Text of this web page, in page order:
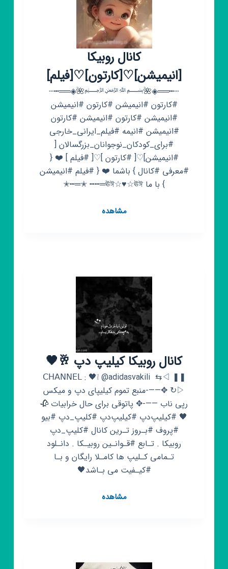
کانال روبیکا
[انیمیشن]♡[کارتون]♡[فیلم]
┄┅══◈🌺﷽🌺◈══┅┄
#کارتون #انیمیشن #کارتون #انیمیشن
#انیمیشن #کارتون #انیمیشن #کارتون
#انیمیشن #انیمه #فیلم_ایرانی_خارجی
#برای_کودکان_نوجوانان_بزرگسالان [
#انیمیشن]♡[ #کارتون ]♡[ #فیلم ] ❤️ {
#معرفی #کانال } باشما ❤️ { #فیلم #انیمیشن
} با ما ‍‌‎‌‍✭ ┅┅═ঊঈ☆♥️☆ঊঈ═┅✭
مشاهدهکانال
کانال روبیکا کیلیپ دپ 🥂🖤
𝖢𝖧𝖠𝖭𝖭𝖤𝖫 : 🖤❕ @adidasvakili ‌ ⇆ㅤ◁ㅤ ❚❚ㅤ
▷ㅤ↻ ✥——-منبع تموم کیلیپای دپ و میکس
رپی ناب ——-✥ پاتوقی برای حال خرابیات 🥀
🖤 #کیلیپ‌دپ #کیلیپ‌دپ #کلیپ_دپ #بیو
#پروف #بـروز تـرین کانال #کلیپ_دپ
روبیکا . تـابع #قـوانـین روبیـکا . دانـلود
تـمامی کـلیپ ها کامـلا رایگان و بـا
#کیـفیت می بـاشد🖤
مشاهدهکانال